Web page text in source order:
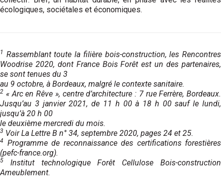
écologiques, sociétales et économiques.
1 Rassemblant toute la filière bois-construction, les Rencontres
Woodrise 2020, dont France Bois Forêt est un des partenaires,
se sont tenues du 3
au 9 octobre, à Bordeaux, malgré le contexte sanitaire.
2 « Arc en Rêve », centre d’architecture : 7 rue Ferrère, Bordeaux.
Jusqu’au 3 janvier 2021, de 11 h 00 à 18 h 00 sauf le lundi,
jusqu’à 20 h 00
le deuxième mercredi du mois.
3 Voir La Lettre B n° 34, septembre 2020, pages 24 et 25.
4
Programme de reconnaissance des certifications forestières
(pefc-france.org).
5
Institut technologique Forêt Cellulose Bois-construction
Ameublement.